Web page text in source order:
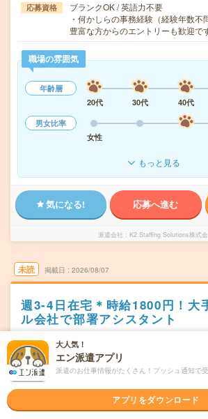
応募資格
ブランクOK / 英語力不要
・何かしらの事務経験（経験年数
豊富な方からのエントリーも歓迎で
職場の雰囲気
年齢層
20代
30代 40代
男女比率
女性
もっと見る
気になる! 応募へ進む
派遣会社 K2 Staffing Solutions株式会
未読 掲載日 2026/08/07
週3-4日在宅＊時給1800円！大
ル会社で部署アシスタント
交通費別途支給あり
WEB登録OK 派遣
勤務地
六本木一丁目駅から徒歩3分／神谷
大人気！
エン派遣アプリ
派遣のお仕事情報がたくさん！プッシュ通知で
アプリをダウンロード